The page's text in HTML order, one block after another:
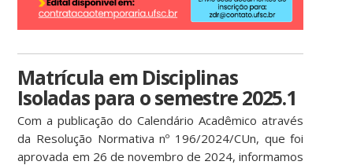
Matrícula em Disciplinas
Isoladas para o semestre 2025.1
Com a publicação do Calendário Acadêmico através
da Resolução Normativa nº 196/2024/CUn, que foi
aprovada em 26 de novembro de 2024, informamos